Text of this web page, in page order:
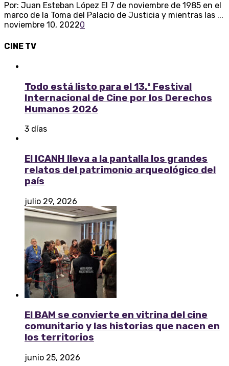
Por: Juan Esteban López El 7 de noviembre de 1985 en el
marco de la Toma del Palacio de Justicia y mientras las ...
noviembre 10, 20220
CINE TV
Todo está listo para el 13.º Festival
Internacional de Cine por los Derechos
Humanos 2026
3 días
El ICANH lleva a la pantalla los grandes
relatos del patrimonio arqueológico del
país
julio 29, 2026
El BAM se convierte en vitrina del cine
comunitario y las historias que nacen en
los territorios
junio 25, 2026